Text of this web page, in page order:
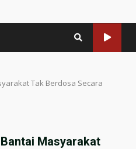
Tak Berdosa Secara
Masyarakat